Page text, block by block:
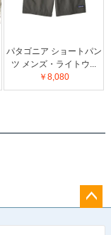
パタゴニア ショートパン
ツ メンズ・ライトウ...
￥8,080